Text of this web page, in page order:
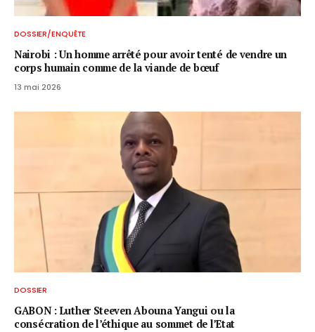
DOSSIER/ENQUÊTE
Nairobi : Un homme arrêté pour avoir tenté de vendre un
corps humain comme de la viande de bœuf
13 mai 2026
DOSSIER
GABON : Luther Steeven Abouna Yangui ou la
consécration de l’éthique au sommet de l’Etat